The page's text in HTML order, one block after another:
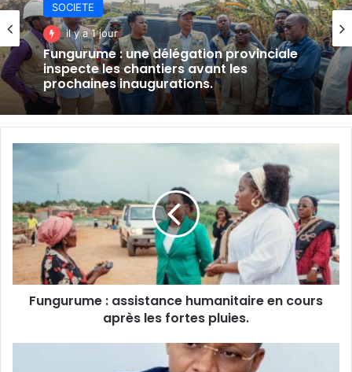
SOCIETE
il y a 1 jour
Fungurume : une délégation provinciale
inspecte les chantiers avant les
prochaines inaugurations.
Fungurume
assistance
humanitaire
en
cours
après
fortes
pluies.Fungurume : assistance humanitaire en cours
après les fortes pluies.